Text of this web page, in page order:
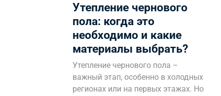
Утепление чернового
пола: когда это
необходимо и какие
материалы выбрать?
Утепление чернового пола –
важный этап, особенно в холодных
регионах или на первых этажах. Но